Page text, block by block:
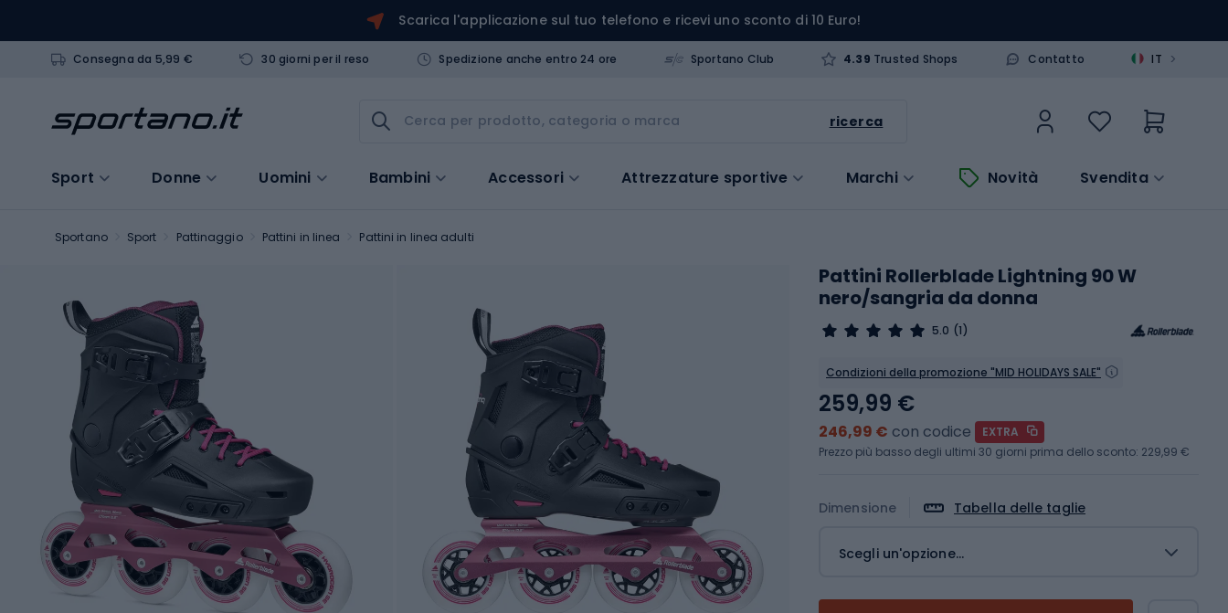
Scarica l'applicazione sul tuo telefono e ricevi uno sconto di 10 Euro!
Consegna da 5,99 € 30 giorni per il reso Spedizione anche entro 24 ore Sportano Club 4.39 Trusted Shops Contatto IT >
ricerca
Sport Donne Uomini Bambini Accessori Attrezzature sportive Marchi Novità Svendita
Sportano Sport Pattinaggio Pattini in linea Pattini in linea adulti
Pattini Rollerblade Lightning 90 W
nero/sangria da donna
5.0 (1)
Condizioni della promozione "MID HOLIDAYS SALE"
Dimensione Tabella delle taglie
Scegli un'opzione...
259,99 €
246,99 € con codice
EXTRA
Prezzo più basso degli ultimi 30 giorni prima dello sconto: 229,99 €